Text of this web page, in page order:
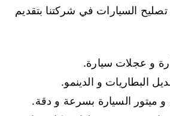
السيارات في شركتنا بتقديم
و عجلات سيارة.
البطاريات و الدينمو.
السيارة بسرعة و دقة.